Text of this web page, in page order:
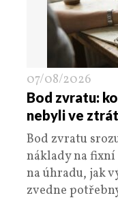
07/08/2026
Bod zvratu:
nebyli ve
Bod zvratu
náklady na
na úhradu, jak
zvedne